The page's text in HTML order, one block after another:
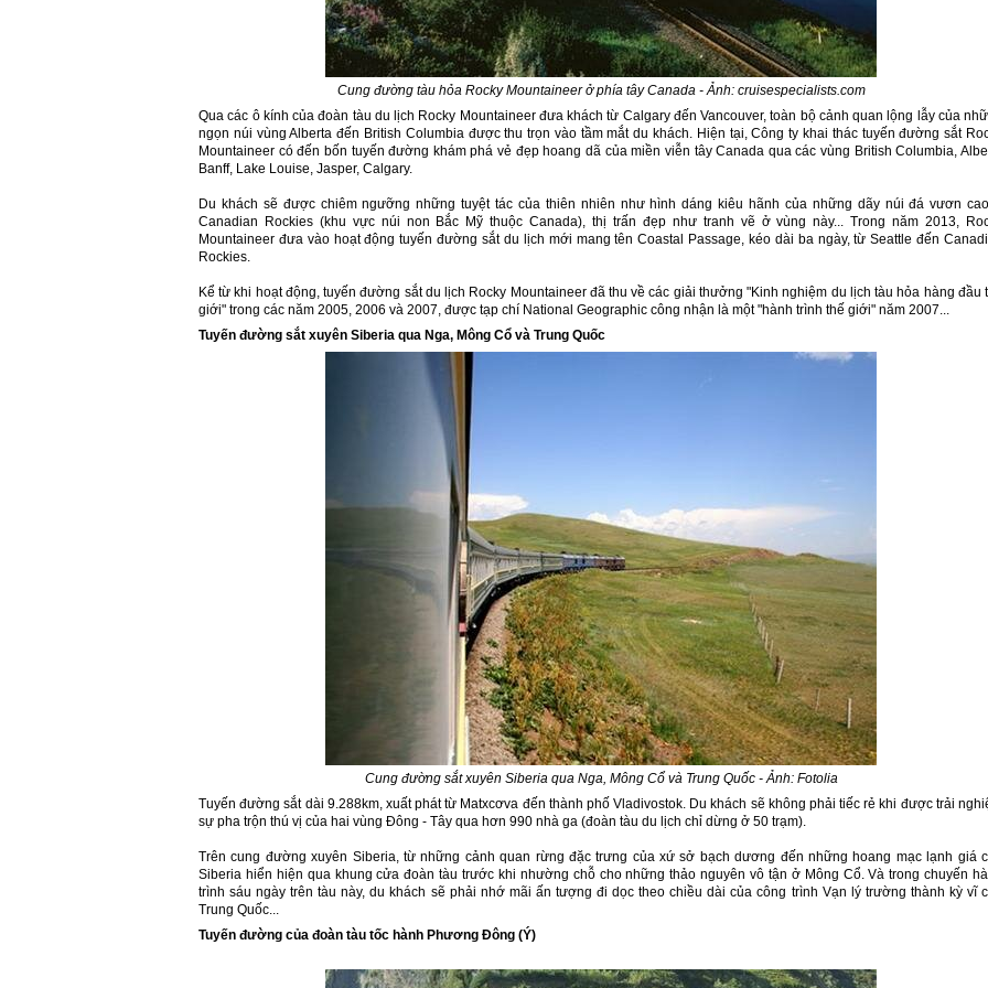
Cung đường tàu hỏa Rocky Mountaineer ở phía tây Canada - Ảnh: cruisespecialists.com
Qua các ô kính của đoàn tàu du lịch Rocky Mountaineer đưa khách từ Calgary đến Vancouver, toàn bộ cảnh quan lộng lẫy của
ngọn núi vùng Alberta đến British Columbia được thu trọn vào tầm mắt du khách. Hiện tại, Công ty khai thác tuyến đường sắt
Mountaineer có đến bốn tuyến đường khám phá vẻ đẹp hoang dã của miền viễn tây Canada qua các vùng British Columbia,
Banff, Lake Louise, Jasper, Calgary.
Du khách sẽ được chiêm ngưỡng những tuyệt tác của thiên nhiên như hình dáng kiêu hãnh của những dãy núi đá vươn
Canadian Rockies (khu vực núi non Bắc Mỹ thuộc Canada), thị trấn đẹp như tranh vẽ ở vùng này... Trong năm 2013,
Mountaineer đưa vào hoạt động tuyến đường sắt du lịch mới mang tên Coastal Passage, kéo dài ba ngày, từ Seattle đến
Rockies.
Kể từ khi hoạt động, tuyến đường sắt du lịch Rocky Mountaineer đã thu về các giải thưởng "Kinh nghiệm du lịch tàu hỏa hàng đầu
giới" trong các năm 2005, 2006 và 2007, được tạp chí National Geographic công nhận là một "hành trình thế giới" năm 2007...
Tuyến đường sắt xuyên Siberia qua Nga, Mông Cổ và Trung Quốc
Cung đường sắt xuyên Siberia qua Nga, Mông Cổ và Trung Quốc - Ảnh: Fotolia
Tuyến đường sắt dài 9.288km, xuất phát từ Matxcơva đến thành phố Vladivostok. Du khách sẽ không phải tiếc rẻ khi được trải
sự pha trộn thú vị của hai vùng Đông - Tây qua hơn 990 nhà ga (đoàn tàu du lịch chỉ dừng ở 50 trạm).
Trên cung đường xuyên Siberia, từ những cảnh quan rừng đặc trưng của xứ sở bạch dương đến những hoang mạc lạnh giá
Siberia hiển hiện qua khung cửa đoàn tàu trước khi nhường chỗ cho những thảo nguyên vô tận ở Mông Cổ. Và trong chuyến
trình sáu ngày trên tàu này, du khách sẽ phải nhớ mãi ấn tượng đi dọc theo chiều dài của công trình Vạn lý trường thành kỳ vĩ
Trung Quốc...
Tuyến đường của đoàn tàu tốc hành Phương Đông (Ý)